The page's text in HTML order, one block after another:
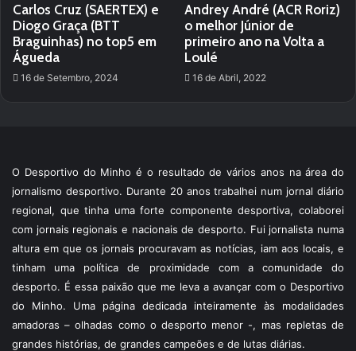
Carlos Cruz (SAERTEX) e
Diogo Graça (BTT
Braguinhas) no top5 em
Águeda
16 de Setembro, 2024
Andrey André (ACR Roriz)
o melhor Júnior de
primeiro ano na Volta a
Loulé
16 de Abril, 2022
O Desportivo do Minho é o resultado de vários anos na área do
jornalismo desportivo. Durante 20 anos trabalhei num jornal diário
regional, que tinha uma forte componente desportiva, colaborei
com jornais regionais e nacionais de desporto. Fui jornalista numa
altura em que os jornais procuravam as notícias, iam aos locais, e
tinham uma política de proximidade com a comunidade do
desporto. É essa paixão que me leva a avançar com o Desportivo
do Minho. Uma página dedicada inteiramente às modalidades
amadoras – olhadas como o desporto menor -, mas repletas de
grandes histórias, de grandes campeões e de lutas diárias.